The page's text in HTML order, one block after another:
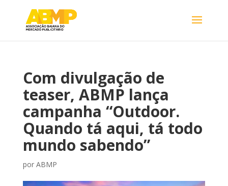
Com divulgação de
teaser, ABMP lança
campanha “Outdoor.
Quando tá aqui, tá todo
mundo sabendo”
por ABMP